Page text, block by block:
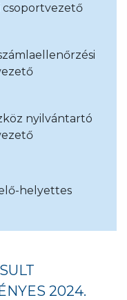
csoportvezető
nyilvántartó
helyettes
2024.